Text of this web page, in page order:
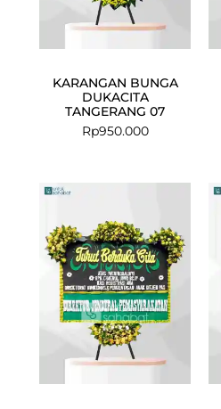
KARANGAN BUNGA
DUKACITA
TANGERANG 07
Rp950.000